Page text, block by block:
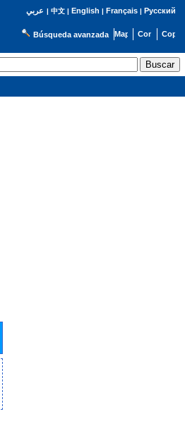
عربي | 中文| English | Français| Русский
Búsqueda avanzada